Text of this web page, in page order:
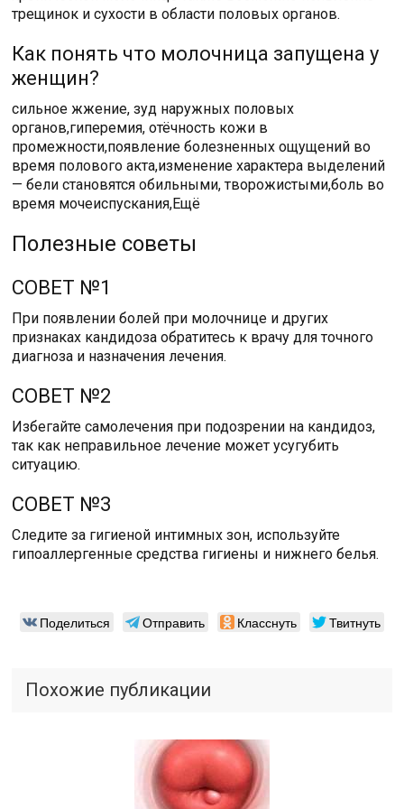
трещинок и сухости в области половых органов.
Как понять что молочница запущена у
женщин?
сильное жжение, зуд наружных половых
органов,гиперемия, отёчность кожи в
промежности,появление болезненных ощущений во
время полового акта,изменение характера выделений
— бели становятся обильными, творожистыми,боль во
время мочеиспускания,Ещё
Полезные советы
СОВЕТ №1
При появлении болей при молочнице и других
признаках кандидоза обратитесь к врачу для точного
диагноза и назначения лечения.
СОВЕТ №2
Избегайте самолечения при подозрении на кандидоз,
так как неправильное лечение может усугубить
ситуацию.
СОВЕТ №3
Следите за гигиеной интимных зон, используйте
гипоаллергенные средства гигиены и нижнего белья.
Поделиться Отправить Класснуть Твитнуть
Похожие публикации